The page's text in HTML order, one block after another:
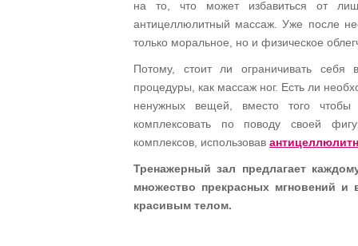
на то, что может избавиться от
антицеллюлитный массаж. Уже после
только моральное, но и физическое
Потому, стоит ли ограничивать себя
процедуры, как массаж ног. Есть ли
ненужных вещей, вместо того
комплексовать по поводу своей
комплексов, использовав
Тренажерный зал предлагает
множество прекрасных мгновений
красивым телом.